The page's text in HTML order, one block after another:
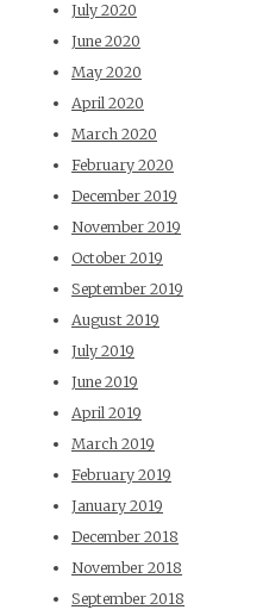
July 2020
June 2020
May 2020
April 2020
March 2020
February 2020
December 2019
November 2019
October 2019
September 2019
August 2019
July 2019
June 2019
April 2019
March 2019
February 2019
January 2019
December 2018
November 2018
September 2018